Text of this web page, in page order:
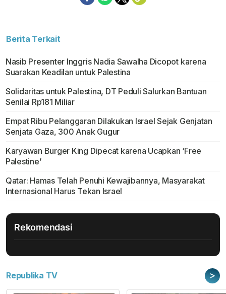
Berita Terkait
Nasib Presenter Inggris Nadia Sawalha Dicopot karena
Suarakan Keadilan untuk Palestina
Solidaritas untuk Palestina, DT Peduli Salurkan Bantuan
Senilai Rp181 Miliar
Empat Ribu Pelanggaran Dilakukan Israel Sejak Genjatan
Senjata Gaza, 300 Anak Gugur
Karyawan Burger King Dipecat karena Ucapkan ‘Free
Palestine’
Qatar: Hamas Telah Penuhi Kewajibannya, Masyarakat
Internasional Harus Tekan Israel
Rekomendasi
Republika TV >